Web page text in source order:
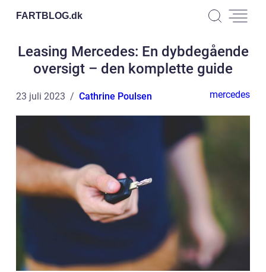
FARTBLOG.dk
Leasing Mercedes: En dybdegående
oversigt – den komplette guide
23 juli 2023 Cathrine Poulsen mercedes